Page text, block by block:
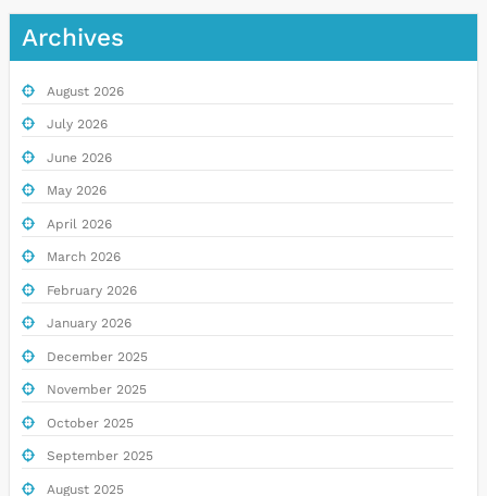
Archives
August 2026
July 2026
June 2026
May 2026
April 2026
March 2026
February 2026
January 2026
December 2025
November 2025
October 2025
September 2025
August 2025